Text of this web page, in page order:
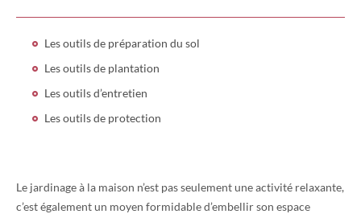
Les outils de préparation du sol
Les outils de plantation
Les outils d’entretien
Les outils de protection
Le jardinage à la maison n’est pas seulement une activité relaxante,
c’est également un moyen formidable d’embellir son espace